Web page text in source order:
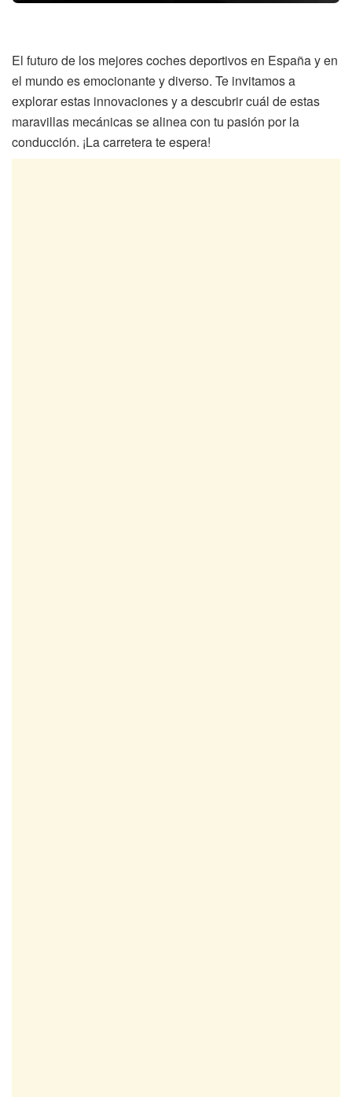
El futuro de los mejores coches deportivos en España y en
el mundo es emocionante y diverso. Te invitamos a
explorar estas innovaciones y a descubrir cuál de estas
maravillas mecánicas se alinea con tu pasión por la
conducción. ¡La carretera te espera!